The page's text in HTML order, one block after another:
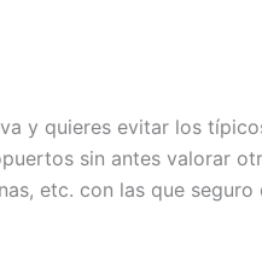
y quieres evitar los
sin antes valorar
etc. con las que